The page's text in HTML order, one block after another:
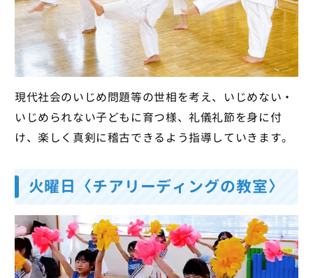
現代社会のいじめ問題等の世相を考え、いじめない・
いじめられない子どもに育つ様、礼儀礼節を身に付
け、楽しく真剣に稽古できるよう指導していきます。
火曜日〈チアリーディングの教室〉